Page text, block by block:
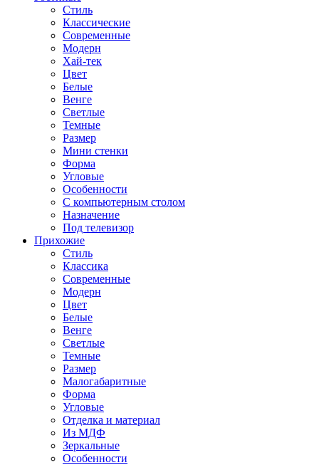
Стиль
Классические
Современные
Модерн
Хай-тек
Цвет
Белые
Венге
Светлые
Темные
Размер
Мини стенки
Форма
Угловые
Особенности
С компьютерным столом
Назначение
Под телевизор
Прихожие
Стиль
Классика
Современные
Модерн
Цвет
Белые
Венге
Светлые
Темные
Размер
Малогабаритные
Форма
Угловые
Отделка и материал
Из МДФ
Зеркальные
Особенности